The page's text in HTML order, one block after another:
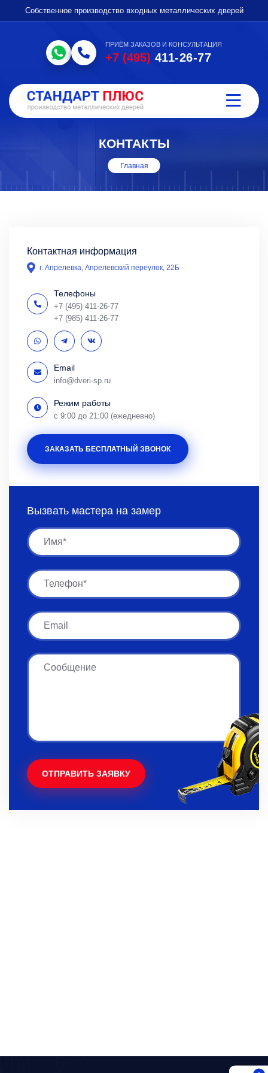
Собственное производство входных металлических дверей
ПРИЁМ ЗАКАЗОВ И КОНСУЛЬТАЦИЯ
+7 (495) 411-26-77
КОНТАКТЫ
Главная
Вызвать мастера на замер
Имя
Имя
Email
Сообщение
ОТПРАВИТЬ ЗАЯВКУ
Контактная информация
г. Апрелевка, Апрелевский переулок, 22Б
Телефоны
+7 (495) 411-26-77
+7 (985) 411-26-77
Email
info@dveri-sp.ru
Режим работы
с 9:00 до 21:00 (ежедневно)
ЗАКАЗАТЬ БЕСПЛАТНЫЙ ЗВОНОК